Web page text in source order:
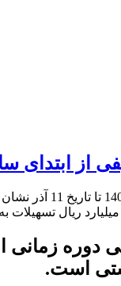
ابتدای سال
عملکرد بانک
است.